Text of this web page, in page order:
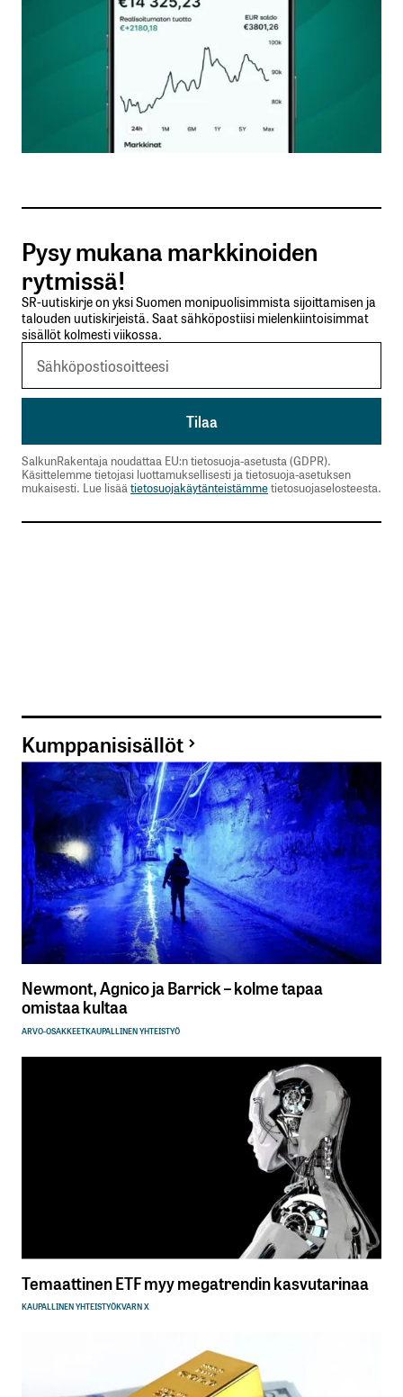
Nimesi tai nimimerkkisi
Sähköpostiosoitteesi
Tilaa SalkunRakentajan uutiskirje
Lähetä kommentti
Pysy mukana markkinoiden
rytmissä!
SR-uutiskirje on yksi Suomen monipuolisimmista sijoittamisen ja
talouden uutiskirjeistä. Saat sähköpostiisi mielenkiintoisimmat
sisällöt kolmesti viikossa.
SalkunRakentaja noudattaa EU:n tietosuoja-asetusta (GDPR).
Käsittelemme tietojasi luottamuksellisesti ja tietosuoja-asetuksen
mukaisesti. Lue lisäätietosuojakäytänteistämmetietosuojaselosteesta.
Kumppanisisällöt
Newmont, Agnico ja Barrick – kolme tapaa
omistaa kultaa
ARVO-OSAKKEETKAUPALLINEN YHTEISTYÖ
Temaattinen ETF myy megatrendin kasvutarinaa
KAUPALLINEN YHTEISTYÖKVARN X